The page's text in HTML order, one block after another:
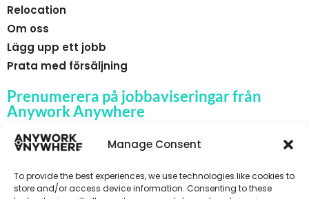
Manage Consent
To provide the best experiences, we use technologies like cookies to
store and/or access device information. Consenting to these
Relocation
Om oss
Lägg upp ett jobb
Prata med försäljning
Prenumerera på jobbaviseringar från
Anywork Anywhere
🌞 F Å JOBBAVISERINGAR